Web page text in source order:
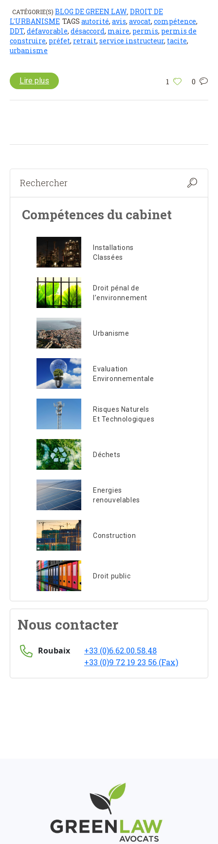
CATÉGORIE(S) BLOG DE GREEN LAW DROIT DE
L'URBANISME TAGS autorité, avis, avocat, compétence,
DDT, défavorable, désaccord, maire, permis, permis de
construire, préfet, retrait, service instructeur, tacite,
urbanisme
1 0
Lire plus
Compétences du cabinet
Installations
Classées
Droit pénal de
l’environnement
Urbanisme
Evaluation
Environnementale
Risques Naturels
Et Technologiques
Déchets
Energies
renouvelables
Construction
Droit public
Nous contacter
Roubaix
+33 (0)6.62.00.58.48
+33 (0)9 72 19 23 56 (Fax)